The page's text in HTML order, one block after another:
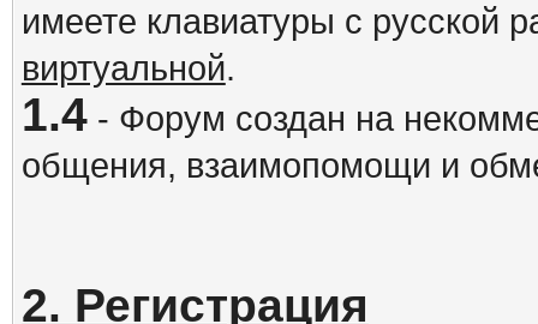
имеете клавиатуры с русской
виртуальной.
1.4- Форум создан на
общения, взаимопомощи и
2. Регистрация